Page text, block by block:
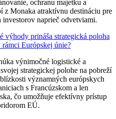
ochranu majetku a
z Monaka atraktívnu destináciu pre
naprieč odvetviami.
výhody prináša strategická poloha
Európskej únie?
výnimočné logistické a
strategickej polohe na pobreží
významných európskych
s Francúzskom a len
čo umožňuje efektívny prístup
EÚ.